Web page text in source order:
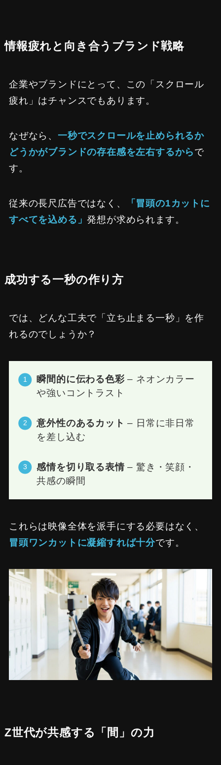
情報疲れと向き合うブランド戦略
企業やブランドにとって、この「スクロール
疲れ」はチャンスでもあります。
なぜなら、 一秒でスクロールを止められるか
どうかがブランドの存在感を左右するからで
す。
従来の長尺広告ではなく、
「冒頭の1カットに
すべてを込める」発想が求められます。
成功する一秒の作り方
では、どんな工夫で「立ち止まる一秒」を作
れるのでしょうか？
瞬間的に伝わる色彩– ネオンカラー
や強いコントラスト
意外性のあるカット – 日常に非日常
を差し込む
感情を切り取る表情– 驚き・笑顔・
共感の瞬間
これらは映像全体を派手にする必要はなく、
冒頭ワンカットに凝縮すれば十分です。
Z世代が共感する「間」の力